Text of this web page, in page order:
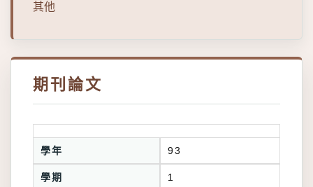
其他
期刊論文
學年 93
學期 1